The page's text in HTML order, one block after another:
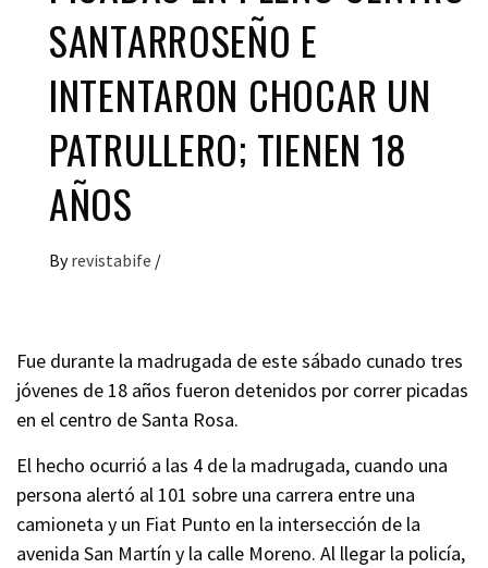
SANTARROSEÑO E
INTENTARON CHOCAR UN
PATRULLERO; TIENEN 18
AÑOS
By revistabife /
Fue durante la madrugada de este sábado cunado tres
jóvenes de 18 años fueron detenidos por correr picadas
en el centro de Santa Rosa.
El hecho ocurrió a las 4 de la madrugada, cuando una
persona alertó al 101 sobre una carrera entre una
camioneta y un Fiat Punto en la intersección de la
avenida San Martín y la calle Moreno. Al llegar la policía,